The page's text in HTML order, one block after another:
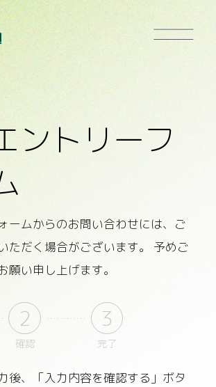
ントリーフ
ームからのお問い合わせには、ご
ただく場合がございます。 予めご
願い申し上げます。
2
確認
3
完了
後、「入力内容を確認する」ボタ